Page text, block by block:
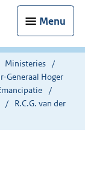
Menu
Ministeries
Generaal Hoger
R.C.G. van der